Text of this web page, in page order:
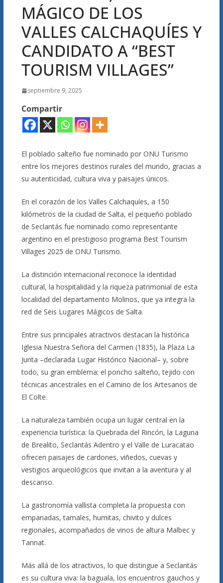
MÁGICO DE LOS
VALLES CALCHAQUÍES Y
CANDIDATO A “BEST
TOURISM VILLAGES”
septiembre 9, 2025
Compartir
El poblado salteño fue nominado por ONU Turismo
entre los mejores destinos rurales del mundo, gracias a
su autenticidad, cultura viva y paisajes únicos.
En el corazón de los Valles Calchaquíes, a 150
kilómetros de la ciudad de Salta, el pequeño poblado
de Seclantás fue nominado como representante
argentino en el prestigioso programa Best Tourism
Villages 2025 de ONU Turismo.
La distinción internacional reconoce la identidad
cultural, la hospitalidad y la riqueza patrimonial de esta
localidad del departamento Molinos, que ya integra la
red de Seis Lugares Mágicos de Salta.
Entre sus principales atractivos destacan la histórica
Iglesia Nuestra Señora del Carmen (1835), la Plaza La
Junta –declarada Lugar Histórico Nacional– y, sobre
todo, su gran emblema: el poncho salteño, tejido con
técnicas ancestrales en el Camino de los Artesanos de
El Colte.
La naturaleza también ocupa un lugar central en la
experiencia turística: la Quebrada del Rincón, la Laguna
de Brealito, Seclantás Adentro y el Valle de Luracatao
ofrecen paisajes de cardones, viñedos, cuevas y
vestigios arqueológicos que invitan a la aventura y al
descanso.
La gastronomía vallista completa la propuesta con
empanadas, tamales, humitas, chivito y dulces
regionales, acompañados de vinos de altura Malbec y
Tannat.
Más allá de los atractivos, lo que distingue a Seclantás
es su cultura viva: la baguala, los encuentros gauchos y